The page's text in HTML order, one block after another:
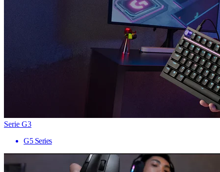
Serie G3
G5 Series